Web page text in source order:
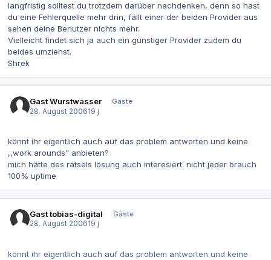
langfristig solltest du trotzdem darüber nachdenken, denn so hast
du eine Fehlerquelle mehr drin, fällt einer der beiden Provider aus
sehen deine Benutzer nichts mehr.
Vielleicht findet sich ja auch ein günstiger Provider zudem du
beides umziehst.
Shrek
Gast Wurstwasser
Gäste
28. August 200619 j
könnt ihr eigentlich auch auf das problem antworten und keine
,,work arounds" anbieten?
mich hätte des rätsels lösung auch interesiert. nicht jeder brauch
100% uptime
Gast tobias-digital
Gäste
28. August 200619 j
könnt ihr eigentlich auch auf das problem antworten und keine